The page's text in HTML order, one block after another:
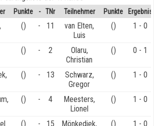
Punkte - TNr Teilnehmer Punkte Ergebnis
() - 11
van Elten,
Luis
() 1 - 0
() - 2
Olaru,
Christian
() 0 - 1
() - 13
Schwarz,
Gregor
() 1 - 0
() - 4
Meesters,
Lionel
() 1 - 0
() - 15
Mönkediek,
() 1 - 0